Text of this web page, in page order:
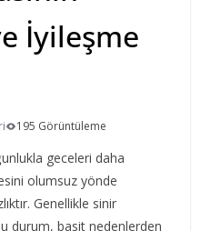
İyileşme
195 Görüntüleme
geceleri daha
olumsuz yönde
Genellikle sinir
durum, basit nedenlerden